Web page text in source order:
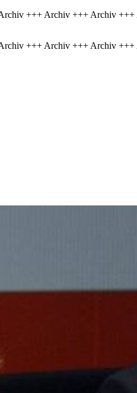
+++ Archiv +++ Archiv
+++ Archiv +++ Archiv